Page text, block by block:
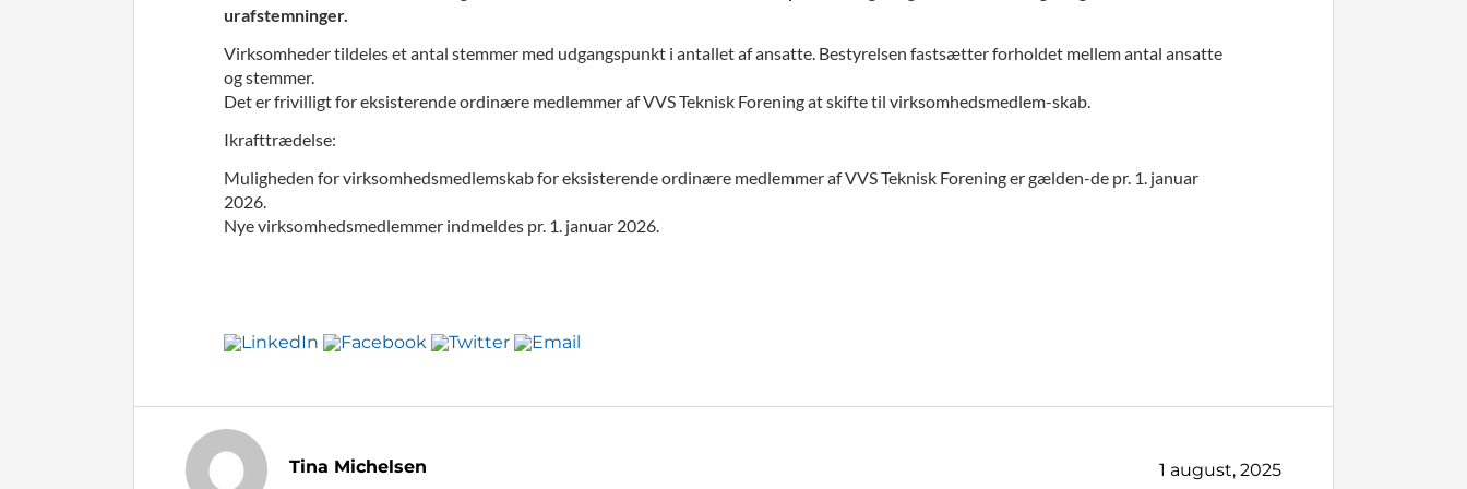
urafstemninger.
Virksomheder tildeles et antal stemmer med udgangspunkt i antallet af ansatte. Bestyrelsen fastsætter forholdet mellem antal ansatte
og stemmer.
Det er frivilligt for eksisterende ordinære medlemmer af VVS Teknisk Forening at skifte til virksomhedsmedlem-skab.
Ikrafttrædelse:
Muligheden for virksomhedsmedlemskab for eksisterende ordinære medlemmer af VVS Teknisk Forening er gælden-de pr. 1. januar
2026.
Nye virksomhedsmedlemmer indmeldes pr. 1. januar 2026.
Tina Michelsen 1 august, 2025